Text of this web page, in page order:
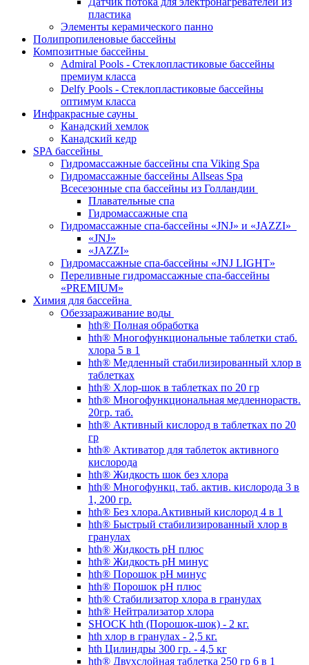
пластика
Элементы керамического панно
Полипропиленовые бассейны
Композитные бассейны
Admiral Pools - Стеклопластиковые бассейны
премиум класса
Delfy Pools - Стеклопластиковые бассейны
оптимум класса
Инфракрасные сауны
Канадский хемлок
Канадский кедр
SPA бассейны
Гидромассажные бассейны спа Viking Spa
Гидромассажные бассейны Allseas Spa
Всесезонные спа бассейны из Голландии
Плавательные спа
Гидромассажные спа
Гидромассажные спа-бассейны «JNJ» и «JAZZI»
«JNJ»
«JAZZI»
Гидромассажные спа-бассейны «JNJ LIGHT»
Переливные гидромассажные спа-бассейны
«PREMIUM»
Химия для бассейна
Обеззараживание воды
hth® Полная обработка
hth® Многофункциональные таблетки стаб.
хлора 5 в 1
hth® Медленный стабилизированный хлор в
таблетках
hth® Хлор-шок в таблетках по 20 гр
hth® Многофункциональная медленнораств.
20гр. таб.
hth® Активный кислород в таблетках по 20
гр
hth® Активатор для таблеток активного
кислорода
hth® Жидкость шок без хлора
hth® Многофункц. таб. актив. кислорода 3 в
1, 200 гр.
hth® Без хлора.Активный кислород 4 в 1
hth® Быстрый стабилизированный хлор в
гранулах
hth® Жидкость pH плюс
hth® Жидкость pH минус
hth® Порошок pH минус
hth® Порошок pH плюс
hth® Стабилизатор хлора в гранулах
hth® Нейтрализатор хлора
SHOCK hth (Порошок-шок) - 2 кг.
hth хлор в гранулах - 2,5 кг.
hth Цилиндры 300 гр. - 4,5 кг
hth® Двухслойная таблетка 250 гр 6 в 1